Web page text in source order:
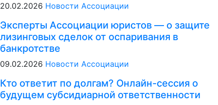
20.02.2026 Новости Ассоциации
Эксперты Ассоциации юристов — о защите
лизинговых сделок от оспаривания в
банкротстве
09.02.2026 Новости Ассоциации
Кто ответит по долгам? Онлайн-сессия о
будущем субсидиарной ответственности